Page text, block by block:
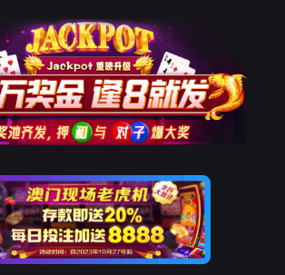
诚为本